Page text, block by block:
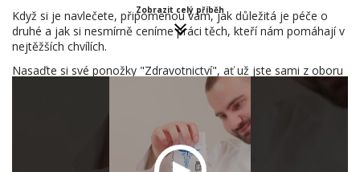
Když si je navlečete, připomenou vám, jak důležitá je péče o
druhé a jak si nesmírně ceníme práci těch, kteří nám pomáhají v
nejtěžších chvílích.
Nasaďte si své ponožky "Zdravotnictví", ať už jste sami z oboru
nebo chcete vyjádřit podporu těm, kteří nám pomáhají zůstat
zdraví. Tyto ponožky nejsou jen módním doplňkem, ale
Zobrazit celý příběh